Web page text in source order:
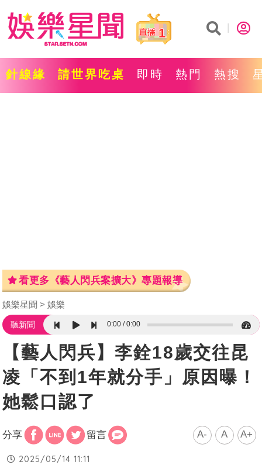
1
針線緣 請世界吃桌 即時 熱門 熱搜
看更多《藝人閃兵案擴大》專題報導
娛樂星聞 娛樂
聽新聞 0:00 0:00
【藝人閃兵】李銓18歲交往昆
凌「不到1年就分手」原因曝！
她鬆口認了
分享 留言 A- A A+
2025/05/14 11:11